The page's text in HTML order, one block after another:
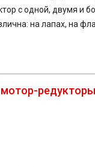
с одной, двумя и
на лапах, на
редукторы